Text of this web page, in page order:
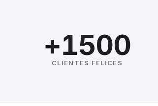
+1500
CLIENTES FELICES